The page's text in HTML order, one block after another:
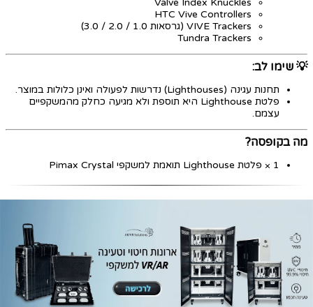
Valve Index Knuckles
HTC Vive Controllers
VIVE Trackers (גרסאות 1.0 / 2.0 / 3.0)
Tundra Trackers
💡 שימו לב:
תחנות עגינה (Lighthouses) נדרשות לפעולה ואינן כלולות במוצר.
פלטת Lighthouse היא תוספת ולא מגיעה כחלק מהמשקפיים
עצמם.
מה בקופסה?
1 × פלטת Lighthouse תואמת למשקפי Pimax Crystal